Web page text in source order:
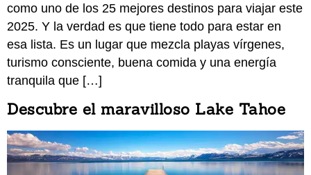
como uno de los 25 mejores destinos para viajar este
2025. Y la verdad es que tiene todo para estar en
esa lista. Es un lugar que mezcla playas vírgenes,
turismo consciente, buena comida y una energía
tranquila que […]
Descubre el maravilloso Lake Tahoe